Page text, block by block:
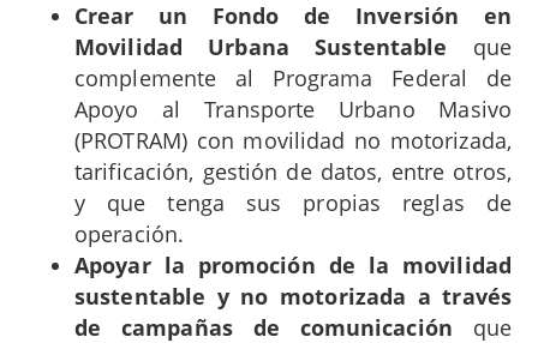
Crear un Fondo de Inversión en
Movilidad Urbana Sustentable que
complemente al Programa Federal de
Apoyo al Transporte Urbano Masivo
(PROTRAM) con movilidad no motorizada,
tarificación, gestión de datos, entre otros,
y que tenga sus propias reglas de
operación.
Apoyar la promoción de la movilidad
sustentable y no motorizada a través
de campañas de comunicación que